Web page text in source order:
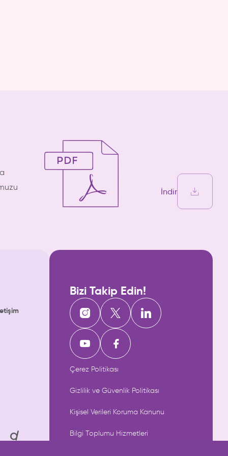
İndir
Bizi Takip Edin!
Çerez Politikası
Gizlilik ve Güvenlik Politikası
Kişisel Verileri Koruma Kanunu
Bilgi Toplumu Hizmetleri